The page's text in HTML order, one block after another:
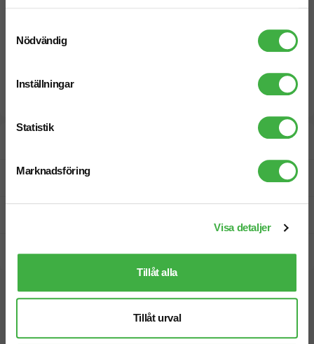
Nödvändig
Inställningar
Statistik
Marknadsföring
Visa detaljer
Tillåt alla
Tillåt urval
Fri offert
Snabb leverans
Vi hjälper dig gärna!